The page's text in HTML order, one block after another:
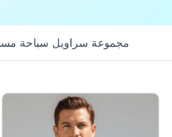
مجموعة سراويل سباحة